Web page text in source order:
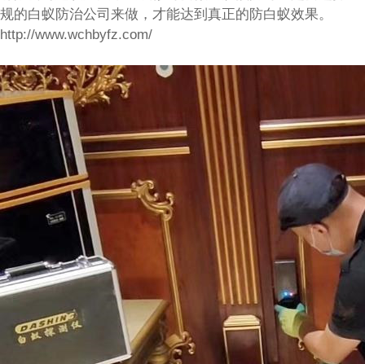
规的白蚁防治公司来做，才能达到真正的防白蚁效果。
http://www.wchbyfz.com/